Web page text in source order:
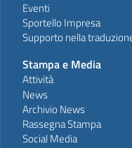
Eventi
Sportello Impresa
Supporto nella
Stampa e Media
Attività
News
Archivio News
Rassegna Stampa
Social Media